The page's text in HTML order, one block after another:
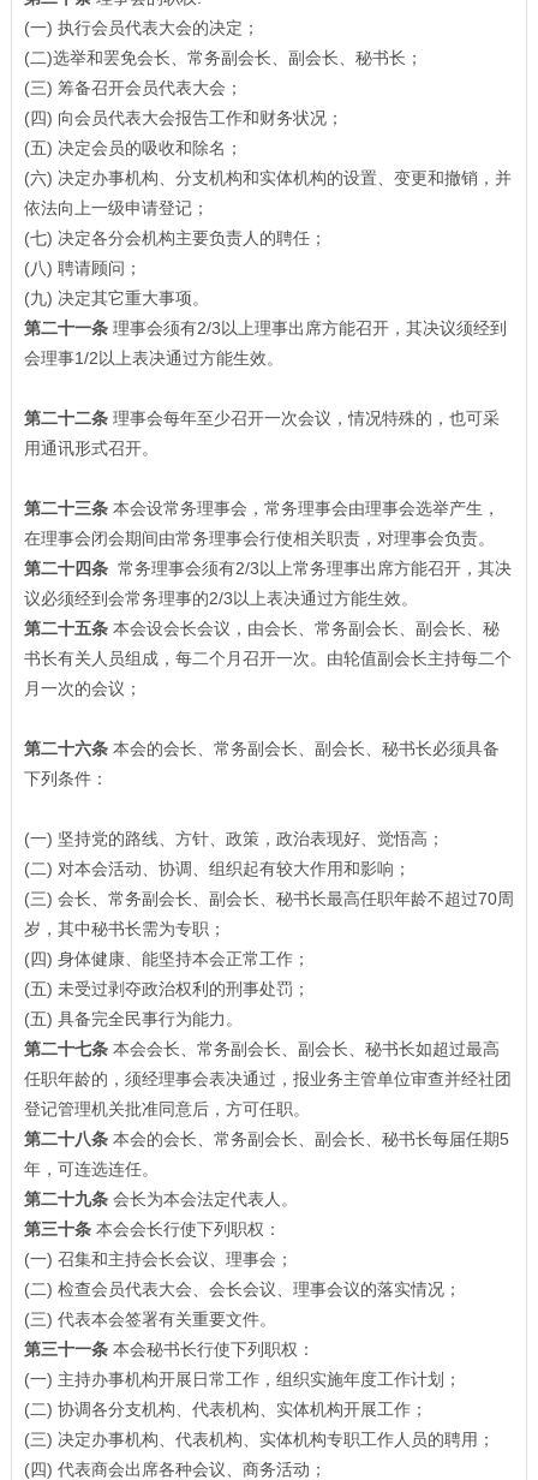
(一) 执行会员代表大会的决定；
(二)选举和罢免会长、常务副会长、副会长、秘书长；
(三) 筹备召开会员代表大会；
(四) 向会员代表大会报告工作和财务状况；
(五) 决定会员的吸收和除名；
(六) 决定办事机构、分支机构和实体机构的设置、变更和撤销，并
依法向上一级申请登记；
(七) 决定各分会机构主要负责人的聘任；
(八) 聘请顾问；
(九) 决定其它重大事项。
第二十一条 理事会须有2/3以上理事出席方能召开，其决议须经到
会理事1/2以上表决通过方能生效。
第二十二条 理事会每年至少召开一次会议，情况特殊的，也可采
用通讯形式召开。
第二十三条 本会设常务理事会，常务理事会由理事会选举产生，
在理事会闭会期间由常务理事会行使相关职责，对理事会负责。
第二十四条 常务理事会须有2/3以上常务理事出席方能召开，其决
议必须经到会常务理事的2/3以上表决通过方能生效。
第二十五条 本会设会长会议，由会长、常务副会长、副会长、秘
书长有关人员组成，每二个月召开一次。由轮值副会长主持每二个
月一次的会议；
第二十六条 本会的会长、常务副会长、副会长、秘书长必须具备
下列条件：
(一) 坚持党的路线、方针、政策，政治表现好、觉悟高；
(二) 对本会活动、协调、组织起有较大作用和影响；
(三) 会长、常务副会长、副会长、秘书长最高任职年龄不超过70周
岁，其中秘书长需为专职；
(四) 身体健康、能坚持本会正常工作；
(五) 未受过剥夺政治权利的刑事处罚；
(五) 具备完全民事行为能力。
第二十七条 本会会长、常务副会长、副会长、秘书长如超过最高
任职年龄的，须经理事会表决通过，报业务主管单位审查并经社团
登记管理机关批准同意后，方可任职。
第二十八条 本会的会长、常务副会长、副会长、秘书长每届任期5
年，可连选连任。
第二十九条 会长为本会法定代表人。
第三十条 本会会长行使下列职权：
(一) 召集和主持会长会议、理事会；
(二) 检查会员代表大会、会长会议、理事会议的落实情况；
(三) 代表本会签署有关重要文件。
第三十一条 本会秘书长行使下列职权：
(一) 主持办事机构开展日常工作，组织实施年度工作计划；
(二) 协调各分支机构、代表机构、实体机构开展工作；
(三) 决定办事机构、代表机构、实体机构专职工作人员的聘用；
(四) 代表商会出席各种会议、商务活动；